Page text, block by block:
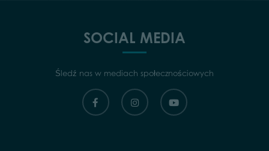
SOCIAL MEDIA
Śledź nas w mediach społecznościowych